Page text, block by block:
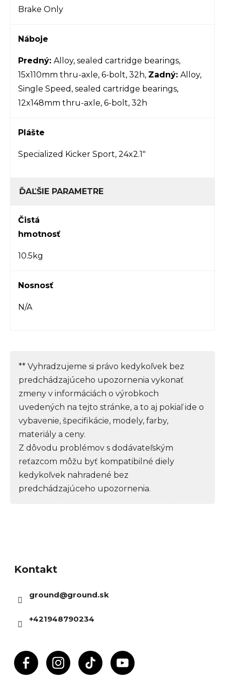
Brake Only
Náboje
Predný: Alloy, sealed cartridge bearings,
15x110mm thru-axle, 6-bolt, 32h, Zadný: Alloy,
Single Speed, sealed cartridge bearings,
12x148mm thru-axle, 6-bolt, 32h
Plášte
Specialized Kicker Sport, 24x2.1"
ĎAĽŠIE PARAMETRE
Čistá
hmotnosť
10.5kg
Nosnosť
N/A
** Vyhradzujeme si právo kedykoľvek bez
predchádzajúceho upozornenia vykonať
zmeny v informáciách o výrobkoch
uvedených na tejto stránke, a to aj pokiaľ ide o
vybavenie, špecifikácie, modely, farby,
materiály a ceny.
Z dôvodu problémov s dodávateľským
reťazcom môžu byť kompatibilné diely
kedykoľvek nahradené bez
predchádzajúceho upozornenia.
Kontakt
ground@ground.sk
+421948790234